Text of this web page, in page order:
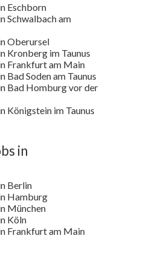
Eschborn
Schwalbach am
Oberursel
Kronberg im Taunus
Frankfurt am Main
Bad Soden am Taunus
Bad Homburg vor der
Königstein im Taunus
in
Berlin
Hamburg
München
Köln
Frankfurt am Main